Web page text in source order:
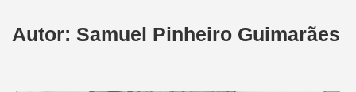
Autor: Samuel Pinheiro Guimarães